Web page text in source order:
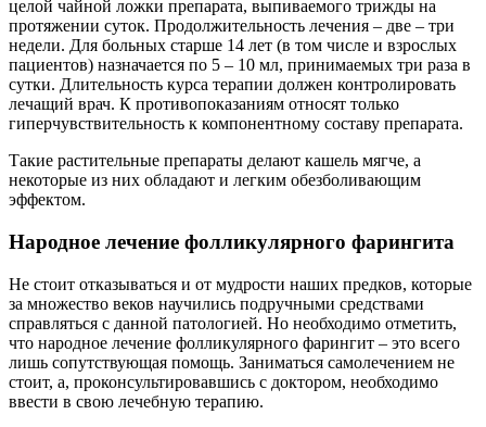
целой чайной ложки препарата, выпиваемого трижды на
протяжении суток. Продолжительность лечения – две – три
недели. Для больных старше 14 лет (в том числе и взрослых
пациентов) назначается по 5 – 10 мл, принимаемых три раза в
сутки. Длительность курса терапии должен контролировать
лечащий врач. К противопоказаниям относят только
гиперчувствительность к компонентному составу препарата.
Такие растительные препараты делают кашель мягче, а
некоторые из них обладают и легким обезболивающим
эффектом.
Народное лечение фолликулярного фарингита
Не стоит отказываться и от мудрости наших предков, которые
за множество веков научились подручными средствами
справляться с данной патологией. Но необходимо отметить,
что народное лечение фолликулярного фарингит – это всего
лишь сопутствующая помощь. Заниматься самолечением не
стоит, а, проконсультировавшись с доктором, необходимо
ввести в свою лечебную терапию.